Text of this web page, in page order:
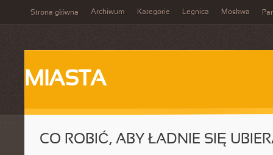
Strona główna Archiwum Kategorie Legnica Moskwa
MIASTA
CO ROBIĆ, ABY ŁADNIE SIĘ